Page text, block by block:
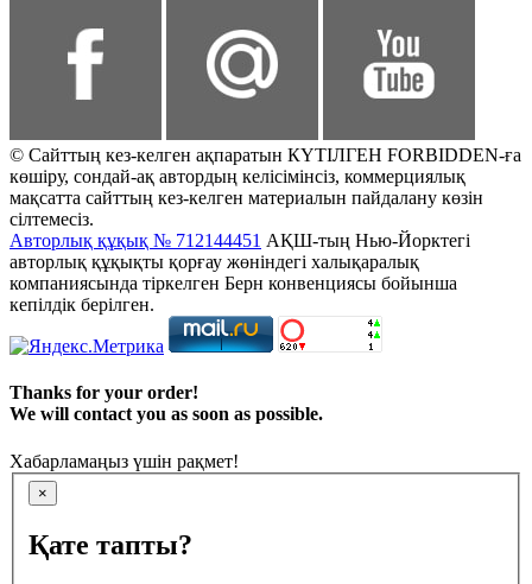
© Сайттың кез-келген ақпаратын КҮТІЛГЕН FORBIDDEN-ға
көшіру, сондай-ақ автордың келісімінсіз, коммерциялық
мақсатта сайттың кез-келген материалын пайдалану көзін
сілтемесіз.
Авторлық құқық № 712144451 АҚШ-тың Нью-Йорктегі
авторлық құқықты қорғау жөніндегі халықаралық
компаниясында тіркелген Берн конвенциясы бойынша
кепілдік берілген.
Thanks for your order!
We will contact you as soon as possible.
Хабарламаңыз үшін рақмет!
×
Қате тапты?